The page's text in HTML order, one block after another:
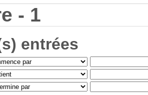
- 1
entrées